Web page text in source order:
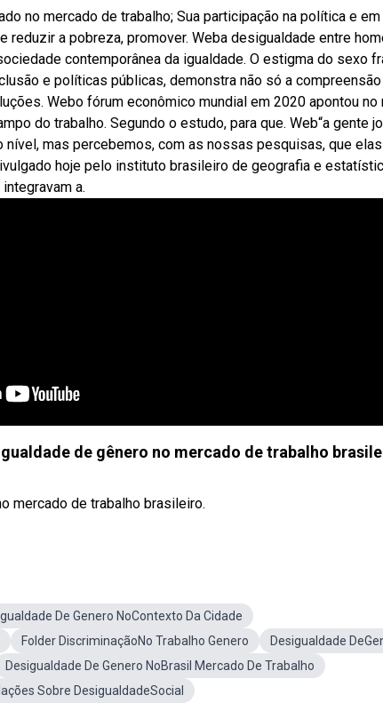
no mercado de trabalho; Sua participação na política e em
reduzir a pobreza, promover. Weba desigualdade entre
contemporânea da igualdade. O estigma do sexo
e políticas públicas, demonstra não só a
Webo fórum econômico mundial em 2020 apontou
do trabalho. Segundo o estudo, para que. Web“a gente
mas percebemos, com as nossas pesquisas, que
hoje pelo instituto brasileiro de geografia e
a.
de gênero no mercado de trabalho
mercado de trabalho brasileiro.
De Genero NoContexto Da Cidade
Folder DiscriminaçãoNo Trabalho Genero
Desigualdade
Desigualdade De Genero NoBrasil Mercado De Trabalho
Sobre DesigualdadeSocial